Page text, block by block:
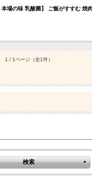
場の味 乳酸菌】 ご飯がすすむ 焼
1 / 1ページ （全1件）